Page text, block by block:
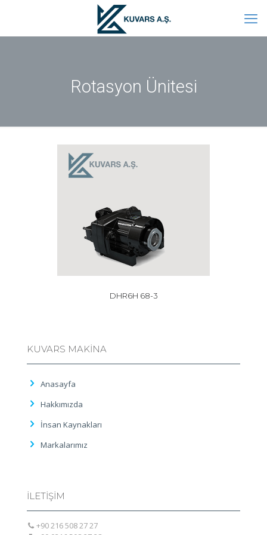
Rotasyon Ünitesi
DHR6H 68-3
KUVARS MAKİNA
Anasayfa
Hakkımızda
İnsan Kaynakları
Markalarımız
İLETİŞİM
+90 216 508 27 27